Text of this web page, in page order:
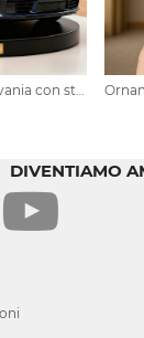
Decorazione da scrivania con statuetta personalizzata per appassionati di auto
DIVENTIAMO